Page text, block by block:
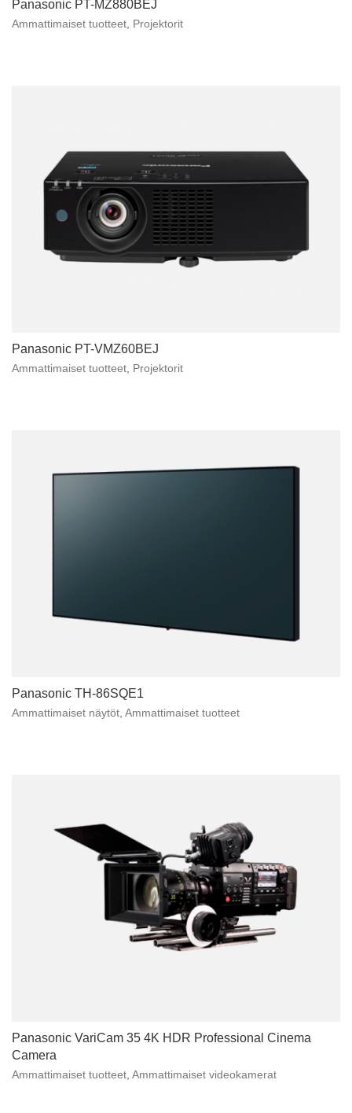
Panasonic PT-MZ880BEJ
Ammattimaiset tuotteet, Projektorit
Panasonic PT-VMZ60BEJ
Ammattimaiset tuotteet, Projektorit
Panasonic TH-86SQE1
Ammattimaiset näytöt, Ammattimaiset tuotteet
Panasonic VariCam 35 4K HDR Professional Cinema
Camera
Ammattimaiset tuotteet Ammattimaiset videokamerat